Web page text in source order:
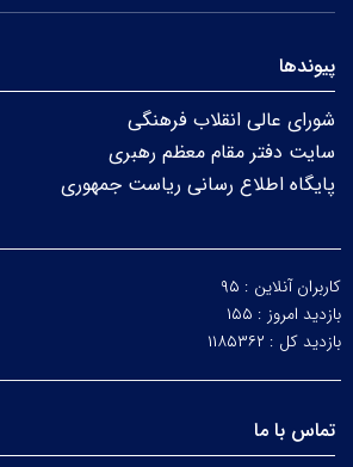
پیوندها
شورای عالی انقلاب فرهنگی
سایت دفتر مقام معظم رهبری
پایگاه اطلاع رسانی ریاست جمهوری
کاربران آنلاین : ۹۵
بازدید امروز : ۱۵۵
بازدید کل : ۱۱۸۵۳۶۲
تماس با ما